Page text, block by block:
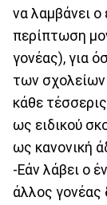
να λαμβάνει
περίπτωση
γονέας), για
των σχολείων
κάθε
ως ειδικού
ως κανονική
-Εάν λάβει ο
άλλος γονέας